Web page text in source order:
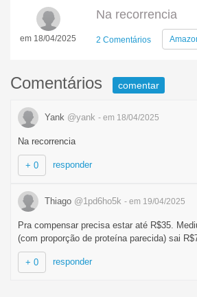
em 18/04/2025
Na recorrencia
2 Comentários
Comentários comentar
Yank @yank - em 18/04/2025
Na recorrencia
+ 0 responder
Thiago @1pd6ho5k - em 19/04/2025
Pra compensar precisa estar até R$35.
(com proporção de proteína parecida) sai
+ 0 responder